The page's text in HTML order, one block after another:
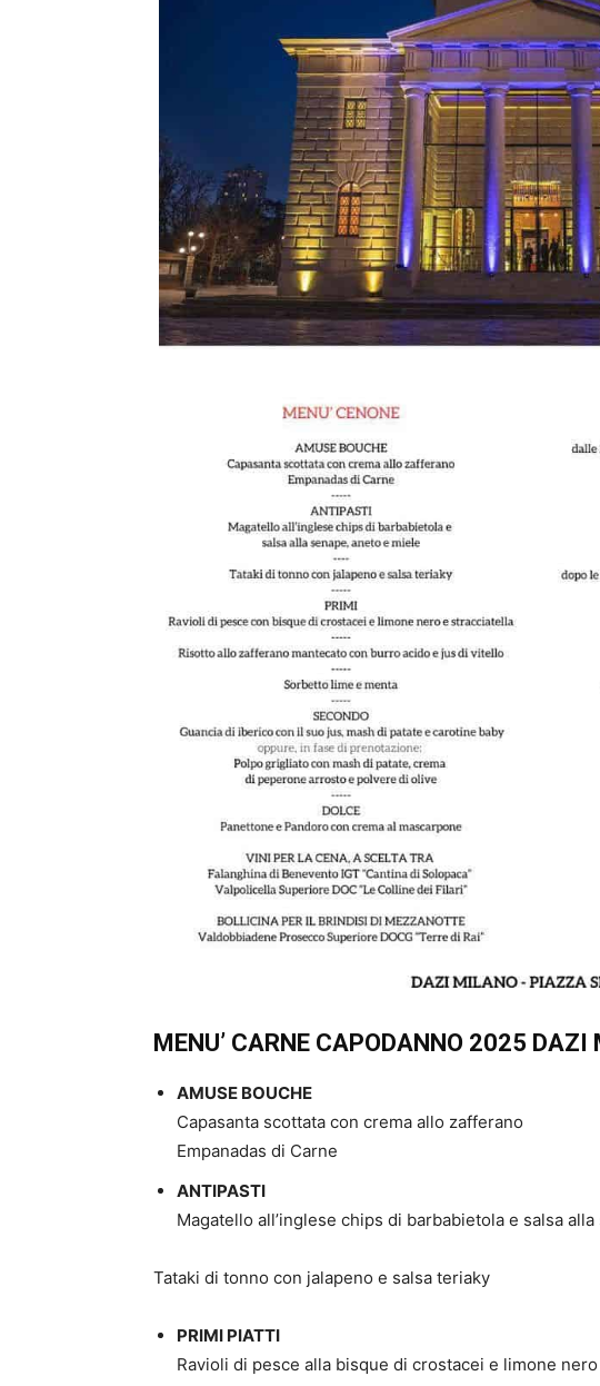
MENU’ CARNE CAPODANNO 2025 DAZI
AMUSE BOUCHE
Capasanta scottata con crema allo zafferano
Empanadas di Carne
ANTIPASTI
Magatello all’inglese chips di barbabietola e salsa
Tataki di tonno con jalapeno e salsa teriaky
PRIMI PIATTI
Ravioli di pesce alla bisque di crostacei e limone